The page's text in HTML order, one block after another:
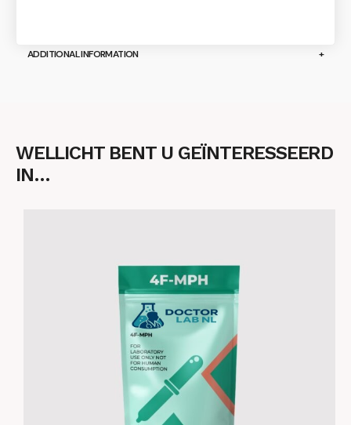
ADDITIONAL INFORMATION
WELLICHT BENT U GEÏNTERESSEERD
IN…